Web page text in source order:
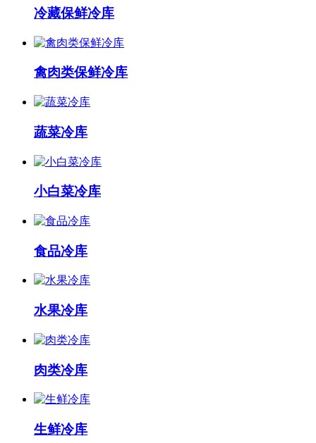
冷藏保鲜冷库
禽肉类保鲜冷库
蔬菜冷库
小白菜冷库
食品冷库
水果冷库
肉类冷库
生鲜冷库